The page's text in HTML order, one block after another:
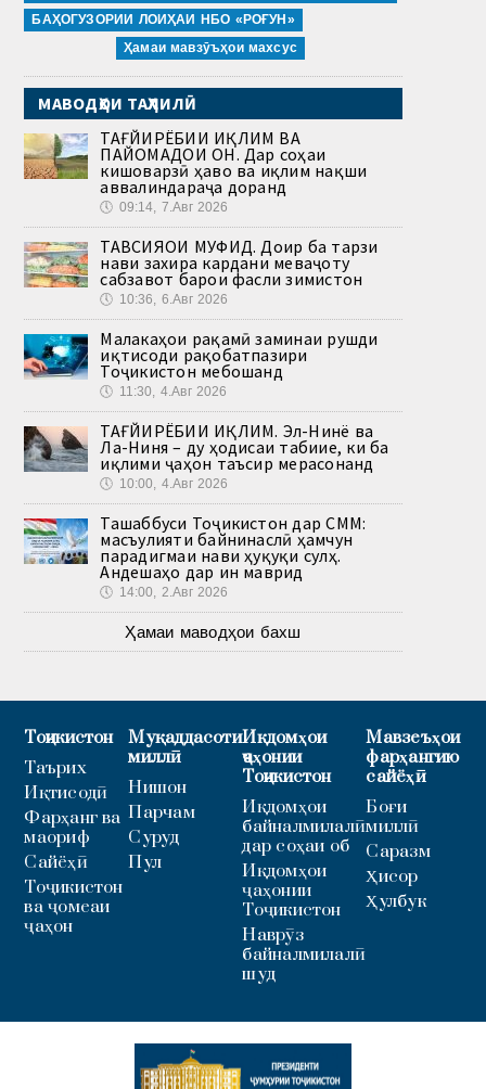
БАҲОГУЗОРИИ ЛОИҲАИ НБО «РОҒУН»
Ҳамаи мавзӯъҳои махсус
МАВОДҲОИ ТАҲЛИЛӢ
ТАҒЙИРЁБИИ ИҚЛИМ ВА
ПАЙОМАДҲОИ ОН. Дар соҳаи
кишоварзӣ ҳаво ва иқлим нақши
аввалиндараҷа доранд
🕔 09:14, 7.Авг 2026
ТАВСИЯҲОИ МУФИД. Доир ба тарзи
нави захира кардани меваҷоту
сабзавот барои фасли зимистон
🕔 10:36, 6.Авг 2026
Малакаҳои рақамӣ заминаи рушди
иқтисоди рақобатпазири
Тоҷикистон мебошанд
🕔 11:30, 4.Авг 2026
ТАҒЙИРЁБИИ ИҚЛИМ. Эл-Нинё ва
Ла-Ниня – ду ҳодисаи табиие, ки ба
иқлими ҷаҳон таъсир мерасонанд
🕔 10:00, 4.Авг 2026
Ташаббуси Тоҷикистон дар СММ:
масъулияти байнинаслӣ ҳамчун
парадигмаи нави ҳуқуқи сулҳ.
Андешаҳо дар ин маврид
🕔 14:00, 2.Авг 2026
Ҳамаи маводҳои бахш
Тоҷикистон
Таърих
Иқтисодӣ
Фарҳанг ва
маориф
Сайёҳӣ
Тоҷикистон
ва ҷомеаи
ҷаҳон
Муқаддасоти
миллӣ
Нишон
Парчам
Суруд
Пул
Иқдомҳои
ҷаҳонии
Тоҷикистон
Иқдомҳои
байналмилалӣ
дар соҳаи об
Иқдомҳои
ҷаҳонии
Тоҷикистон
Наврӯз
байналмилалӣ
шуд
Мавзеъҳои
фарҳангию
сайёҳӣ
Боғи
миллӣ
Саразм
Ҳисор
Ҳулбук